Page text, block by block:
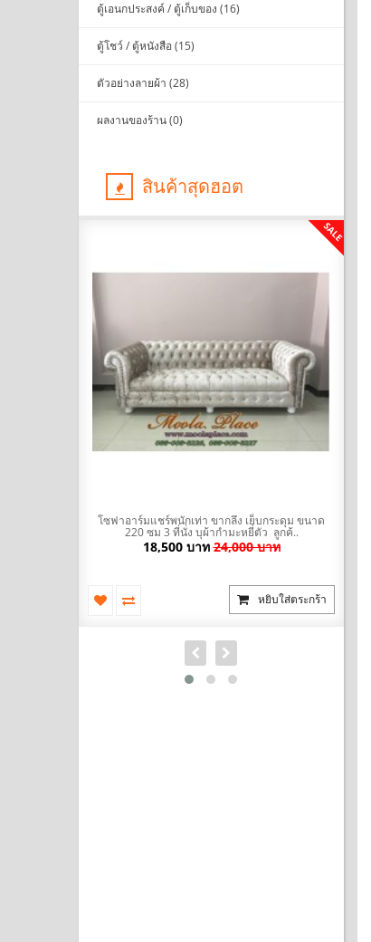
ตู้เอนกประสงค์ / ตู้เก็บของ (16)
ตู้โชว์ / ตู้หนังสือ (15)
ตัวอย่างลายผ้า (28)
ผลงานของร้าน (0)
สินค้าสุดฮอต
SALE
โซฟาอาร์มแชร์พนักเท่า ขากลึง เย็บกระดุม ขนาด
220 ซม 3 ที่นั่ง บุผ้ากำมะหยี่ตัว ลูกค้..
18,500 บาท 24,000 บาท
หยิบใส่ตระกร้า